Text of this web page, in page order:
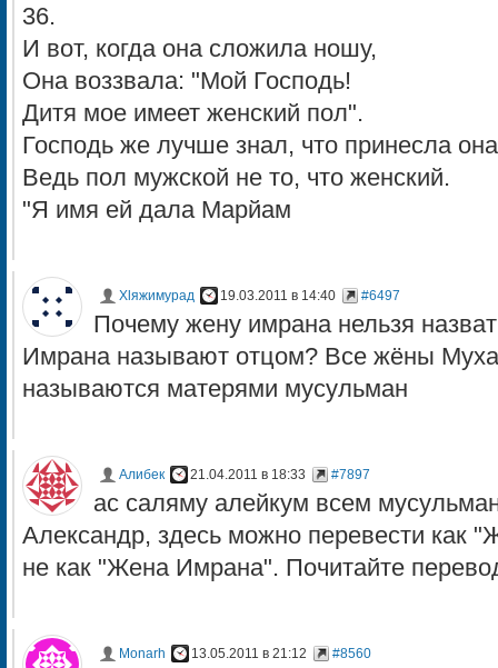
36.
И вот, когда она сложила ношу,
Она воззвала: "Мой Господь!
Дитя мое имеет женский пол".
Господь же лучше знал, что принесла
Ведь пол мужской не то, что женский.
"Я имя ей дала Марйам
Хlяжимурад 19.03.2011 в 14:40 #6497
Почему жену имрана нельзя
Имрана называют отцом? Все жёны
называются матерями мусульман
Алибек 21.04.2011 в 18:33 #7897
ас саляму алейкум всем
Александр, здесь можно перевести как
не как "Жена Имрана". Почитайте
Monarh 13.05.2011 в 21:12 #8560